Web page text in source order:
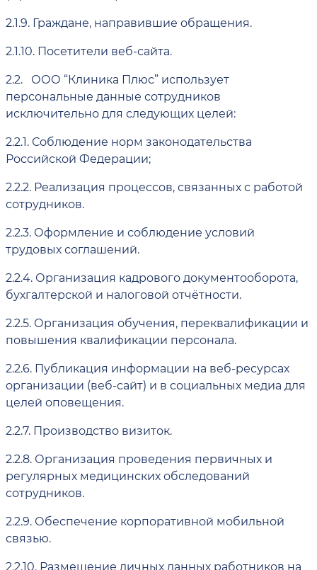
2.1.9. Граждане, направившие обращения.
2.1.10. Посетители веб-сайта.
2.2.
ООО “Клиника Плюс” использует
персональные данные сотрудников
исключительно для следующих целей:
2.2.1. Соблюдение норм законодательства
Российской Федерации;
2.2.2. Реализация процессов, связанных с работой
сотрудников.
2.2.3. Оформление и соблюдение условий
трудовых соглашений.
2.2.4. Организация кадрового документооборота,
бухгалтерской и налоговой отчётности.
2.2.5. Организация обучения, переквалификации и
повышения квалификации персонала.
2.2.6. Публикация информации на веб-ресурсах
организации (веб-сайт) и в социальных медиа для
целей оповещения.
2.2.7. Производство визиток.
2.2.8. Организация проведения первичных и
регулярных медицинских обследований
сотрудников.
2.2.9. Обеспечение корпоративной мобильной
связью.
2.2.10. Размещение личных данных работников на